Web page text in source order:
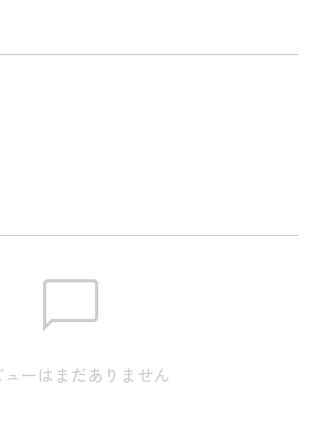
ファブリックを使用。両端までし
ューはまだありません